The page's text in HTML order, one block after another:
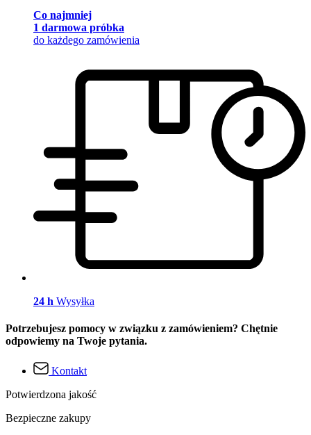
Co najmniej
1 darmowa próbka
do każdego zamówienia
24 h Wysyłka
Potrzebujesz pomocy w związku z zamówieniem? Chętnie
odpowiemy na Twoje pytania.
Kontakt
Potwierdzona jakość
Bezpieczne zakupy